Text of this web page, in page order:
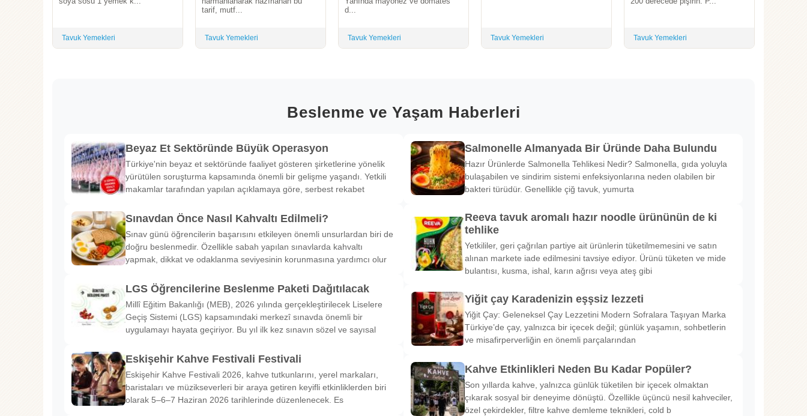
Tavuk Yemekleri
tarif, mutf...
Tavuk Yemekleri
d...
Tavuk Yemekleri Tavuk Yemekleri Tavuk Yemekleri
Beslenme ve Yaşam Haberleri
Beyaz Et Sektöründe Büyük Operasyon
Türkiye'nin beyaz et sektöründe faaliyet gösteren şirketlerine yönelik
yürütülen soruşturma kapsamında önemli bir gelişme yaşandı. Yetkili
makamlar tarafından yapılan açıklamaya göre, serbest rekabet
Sınavdan Önce Nasıl Kahvaltı Edilmeli?
Sınav günü öğrencilerin başarısını etkileyen önemli unsurlardan biri de
doğru beslenmedir. Özellikle sabah yapılan sınavlarda kahvaltı
yapmak, dikkat ve odaklanma seviyesinin korunmasına yardımcı olur
LGS Öğrencilerine Beslenme Paketi Dağıtılacak
Millî Eğitim Bakanlığı (MEB), 2026 yılında gerçekleştirilecek Liselere
Geçiş Sistemi (LGS) kapsamındaki merkezî sınavda önemli bir
uygulamayı hayata geçiriyor. Bu yıl ilk kez sınavın sözel ve sayısal
Eskişehir Kahve Festivali Festivali
Eskişehir Kahve Festivali 2026, kahve tutkunlarını, yerel markaları,
baristaları ve müzikseverleri bir araya getiren keyifli etkinliklerden biri
olarak 5–6–7 Haziran 2026 tarihlerinde düzenlenecek. Es
Salmonelle Almanyada Bir Üründe Daha Bulundu
Hazır Ürünlerde Salmonella Tehlikesi Nedir? Salmonella, gıda yoluyla
bulaşabilen ve sindirim sistemi enfeksiyonlarına neden olabilen bir
bakteri türüdür. Genellikle çiğ tavuk, yumurta
Reeva tavuk aromalı hazır noodle ürününün de ki
tehlike
Yetkililer, geri çağrılan partiye ait ürünlerin tüketilmemesini ve satın
alınan markete iade edilmesini tavsiye ediyor. Ürünü tüketen ve mide
bulantısı, kusma, ishal, karın ağrısı veya ateş gibi
Yiğit çay Karadenizin eşşsiz lezzeti
Yiğit Çay: Geleneksel Çay Lezzetini Modern Sofralara Taşıyan Marka
Türkiye’de çay, yalnızca bir içecek değil; günlük yaşamın, sohbetlerin
ve misafirperverliğin en önemli parçalarından
Kahve Etkinlikleri Neden Bu Kadar Popüler?
Son yıllarda kahve, yalnızca günlük tüketilen bir içecek olmaktan
çıkarak sosyal bir deneyime dönüştü. Özellikle üçüncü nesil kahveciler,
özel çekirdekler, filtre kahve demleme teknikleri, cold b